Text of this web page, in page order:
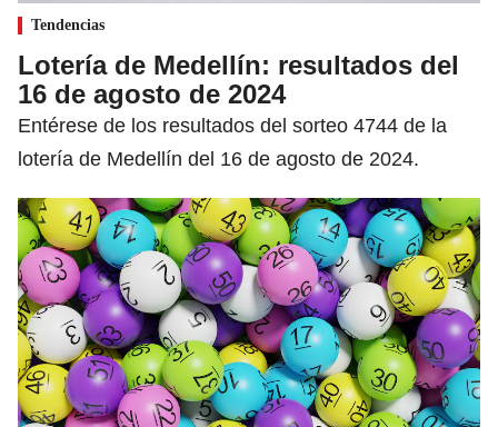
Tendencias
Lotería de Medellín: resultados del
16 de agosto de 2024
Entérese de los resultados del sorteo 4744 de la
lotería de Medellín del 16 de agosto de 2024.